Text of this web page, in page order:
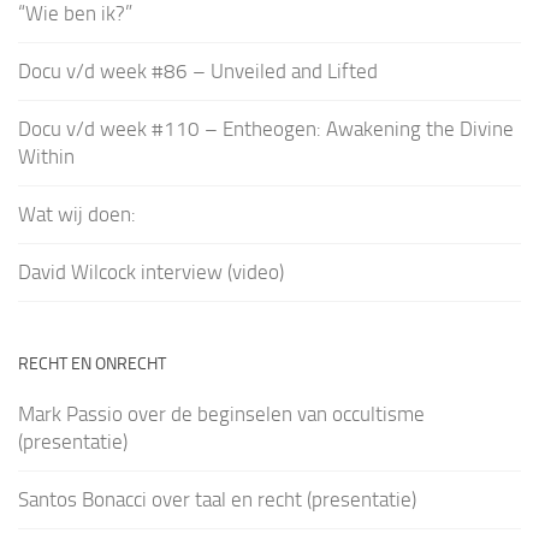
“Wie ben ik?”
Docu v/d week #86 – Unveiled and Lifted
Docu v/d week #110 – Entheogen: Awakening the Divine
Within
Wat wij doen:
David Wilcock interview (video)
RECHT EN ONRECHT
Mark Passio over de beginselen van occultisme
(presentatie)
Santos Bonacci over taal en recht (presentatie)